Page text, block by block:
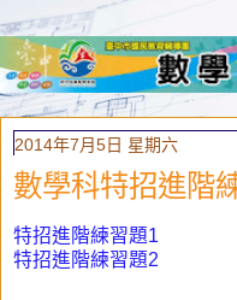
2014年7月5日 星期六
數學科特招進階
特招進階練習題1
特招進階練習題2